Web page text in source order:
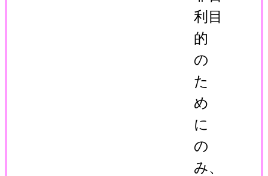
利目
的
の
た
め
に
の
み、